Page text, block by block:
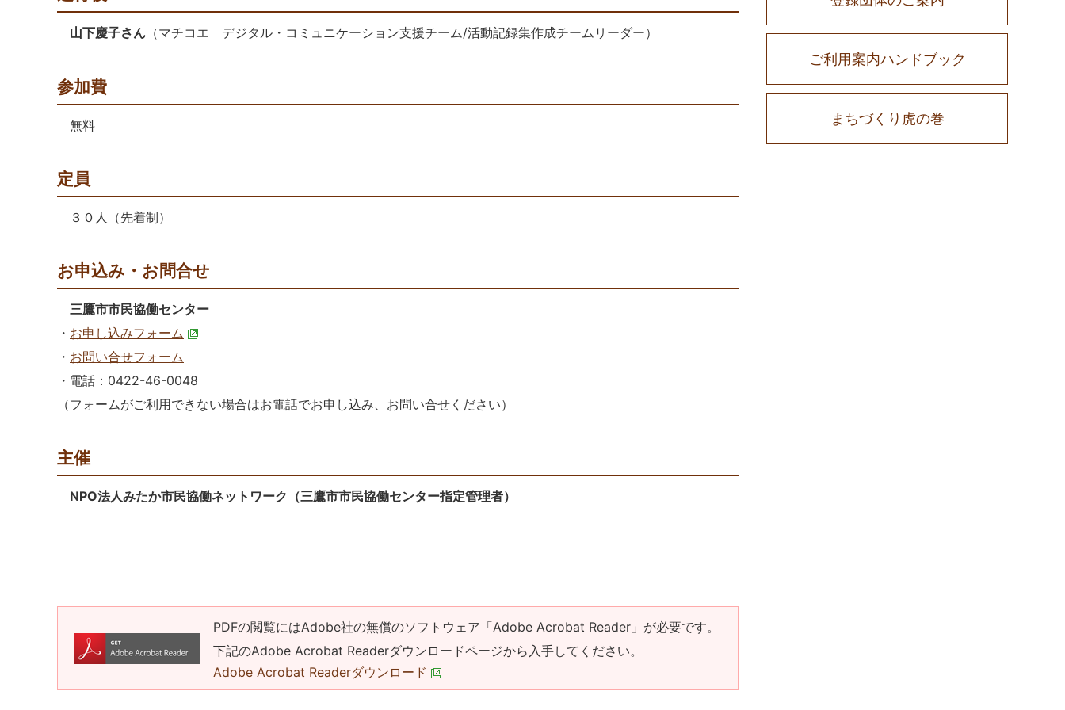
山下慶子さん （マチコエ デジタル・コミュニケーション支援チーム/活動記録集作成チームリーダー）
参加費
無料
定員
３０人（先着制）
お申込み・お問合せ
三鷹市市民協働センター
・ お申し込みフォーム
・ お問い合せフォーム
・電話：0422-46-0048
（フォームがご利用できない場合はお電話でお申し込み、お問い合せください）
主催
NPO法人みたか市民協働ネットワーク（三鷹市市民協働センター指定管理者）
PDFの閲覧にはAdobe社の無償のソフトウェア「Adobe Acrobat Reader」が必要です。
下記のAdobe Acrobat Readerダウンロードページから入手してください。
Adobe Acrobat Readerダウンロード
ご利用案内ハンドブック
まちづくり虎の巻